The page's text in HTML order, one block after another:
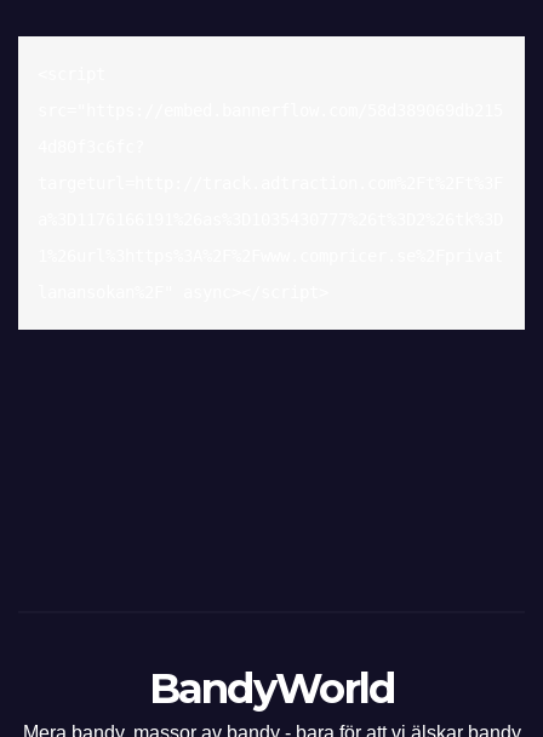
BandyWorld
Mera bandy, massor av bandy - bara för att vi älskar bandy